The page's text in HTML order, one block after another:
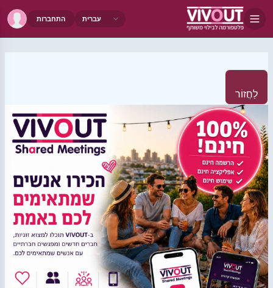
התחברות
לַחֲזוֹר